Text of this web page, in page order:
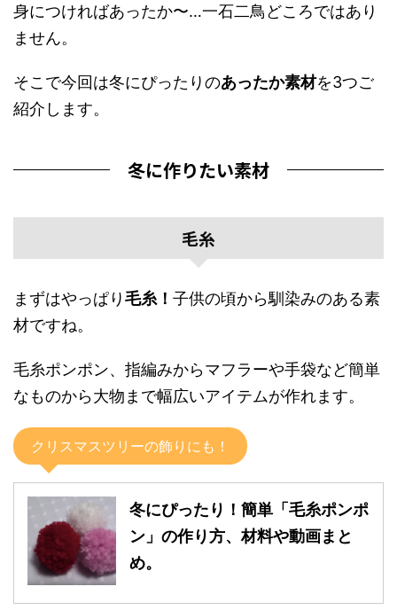
身につければあったか〜…一石二鳥どころではあり
ません。
そこで今回は冬にぴったりのあったか素材を3つご
紹介します。
冬に作りたい素材
毛糸
まずはやっぱり毛糸！ 子供の頃から馴染みのある素
材ですね。
毛糸ポンポン、指編みからマフラーや手袋など簡単
なものから大物まで幅広いアイテムが作れます。
クリスマスツリーの飾りにも！
冬にぴったり！簡単「毛糸ポンポ
ン」の作り方、材料や動画まと
め。